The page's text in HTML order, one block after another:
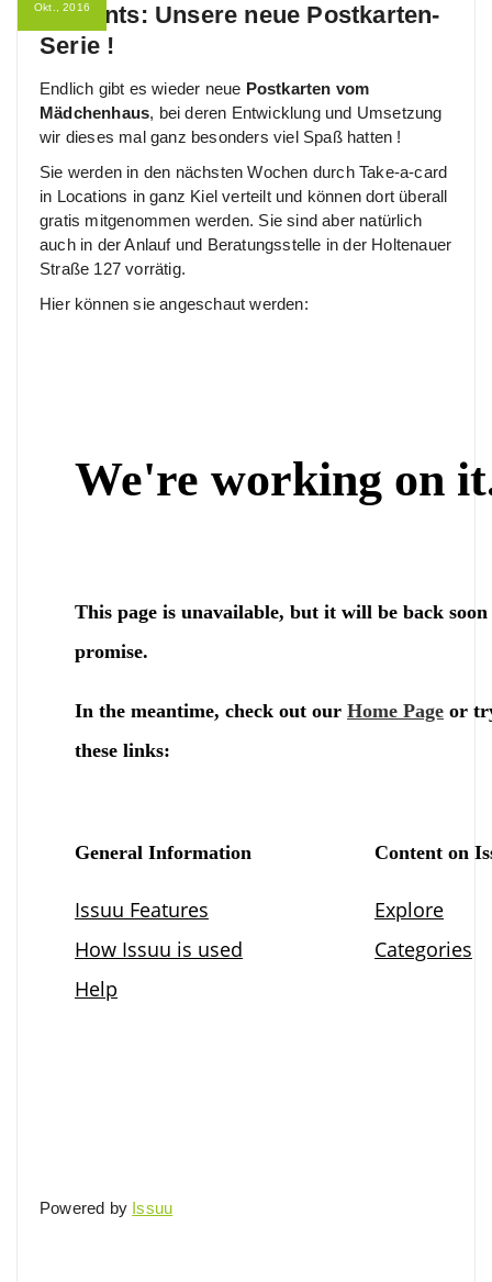
Okt., 2016
presents: Unsere neue Postkarten-
Serie !
Endlich gibt es wieder neue Postkarten vom
Mädchenhaus, bei deren Entwicklung und Umsetzung
wir dieses mal ganz besonders viel Spaß hatten !
Sie werden in den nächsten Wochen durch Take-a-card
in Locations in ganz Kiel verteilt und können dort überall
gratis mitgenommen werden. Sie sind aber natürlich
auch in der Anlauf und Beratungsstelle in der Holtenauer
Straße 127 vorrätig.
Hier können sie angeschaut werden:
Powered by Issuu